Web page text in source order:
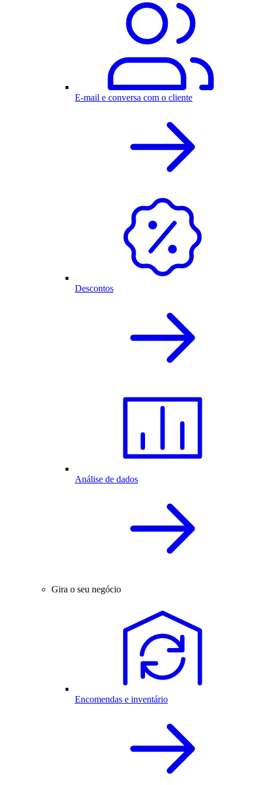
E-mail e conversa com o cliente
Descontos
Análise de dados
Gira o seu negócio
Encomendas e inventário